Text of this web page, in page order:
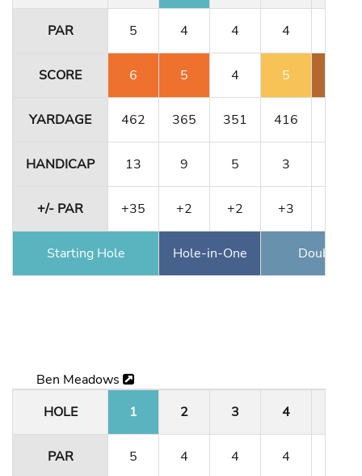
PAR 5 4 4 4
SCORE 6 5 4 5
YARDAGE 462 365 351 416
HANDICAP 13 9 5 3
+/- PAR +35 +2 +2 +3
Starting Hole Hole-in-One Double
Ben Meadows
HOLE
1 2 3 4
PAR 5 4 4 4